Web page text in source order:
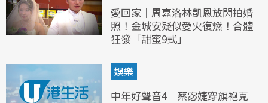
愛回家｜周嘉洛林凱恩放閃拍婚
照！金城安疑似愛火復燃！合體
狂發「甜蜜9式」
娛樂
中年好聲音4｜蔡宓婕穿旗袍克